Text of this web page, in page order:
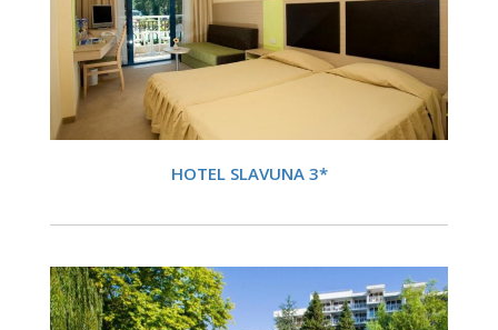
DETALII
HOTEL SLAVUNA 3*